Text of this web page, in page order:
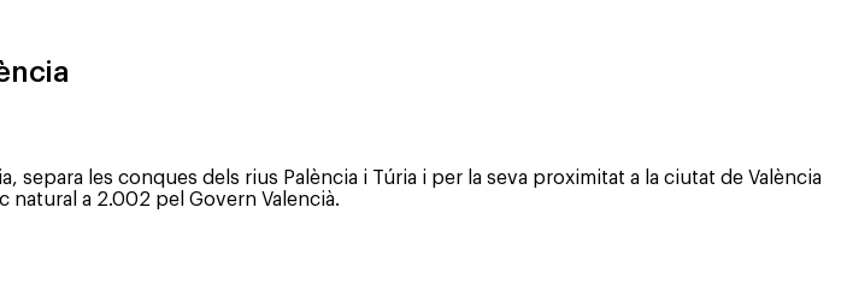
separa les conques dels rius Palència i Túria i per la seva proximitat a la ciutat de València
natural a 2.002 pel Govern Valencià.